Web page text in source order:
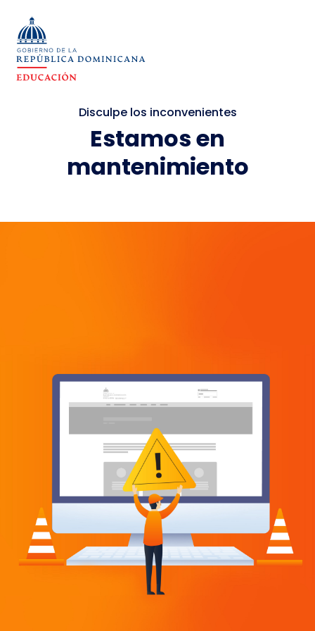
Disculpe los inconvenientes
Estamos en
mantenimiento